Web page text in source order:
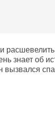
об
вызвался